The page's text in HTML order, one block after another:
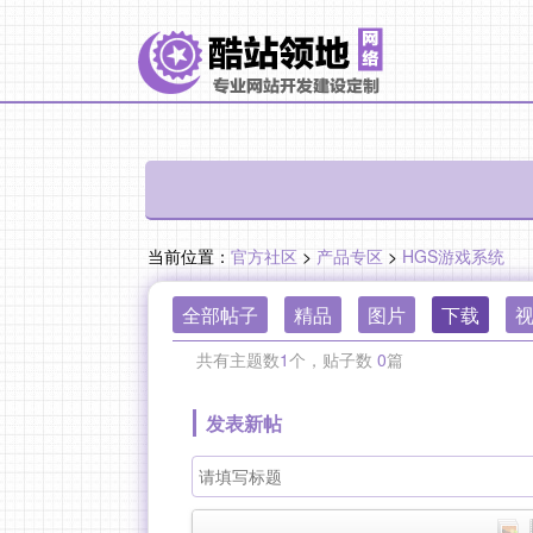
当前位置： 官方社区 > 产品专区 > HGS游戏系统
全部帖子 精品 图片 下载
共有主题数1个，贴子数 0篇
发表新帖